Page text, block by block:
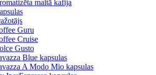
maltā kafija
Guru
Cruise
Gusto
Blue kapsulas
A Modo Mio kapsulas